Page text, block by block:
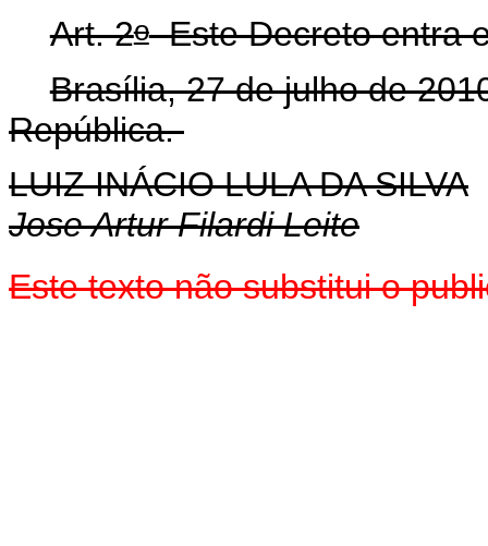
Art. 2oEste Decreto entra
Brasília, 27 de julho de
República.
LUIZ INÁCIO LULA DA SILVA
Jose Artur Filardi Leite
Este texto não substitui o